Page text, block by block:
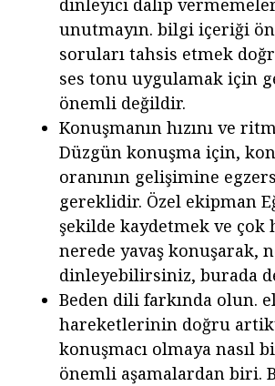
dinleyici dalıp
unutmayın. bilgi içeriği
soruları tahsis etmek
ses tonu uygulamak için
önemli değildir.
Konuşmanın hızını ve
Düzgün konuşma için,
oranının gelişimine
gereklidir. Özel ekipman
şekilde kaydetmek ve çok
nerede yavaş konuşarak,
dinleyebilirsiniz, burada
Beden dili farkında olun.
hareketlerinin doğru
konuşmacı olmaya nasıl
önemli aşamalardan biri.